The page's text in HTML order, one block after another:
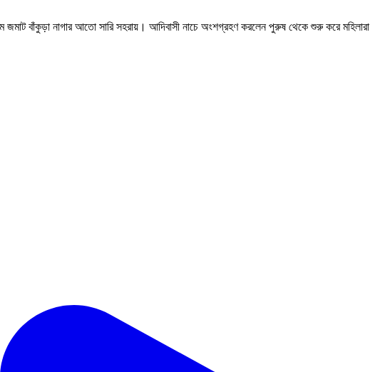
জমাট বাঁকুড়া নাগার আতো সারি সহরায়। আদিবাসী নাচে অংশগ্রহণ করলেন পুরুষ থেকে শুরু করে মহিলারা